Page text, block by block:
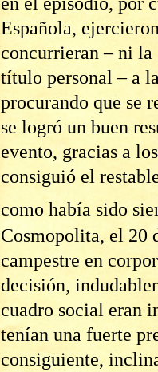
Española,
concurrieran – ni la
título personal – a
procurando que se
se logró un buen
evento, gracias a
consiguió el
como había sido
Cosmopolita, el 20
campestre en
decisión,
cuadro social eran
tenían una fuerte
consiguiente,